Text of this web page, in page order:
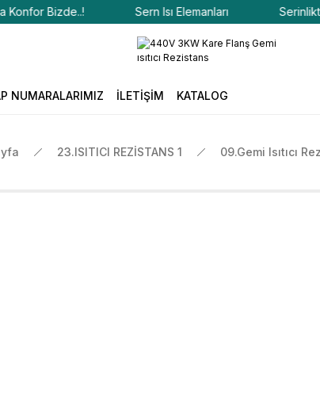
Bizde..! Sern Isı Elemanları Serinlikten
NUMARALARIMIZ İLETİŞİM KATALOG
23.ISITICI REZİSTANS 1 09.Gemi Isıtıcı